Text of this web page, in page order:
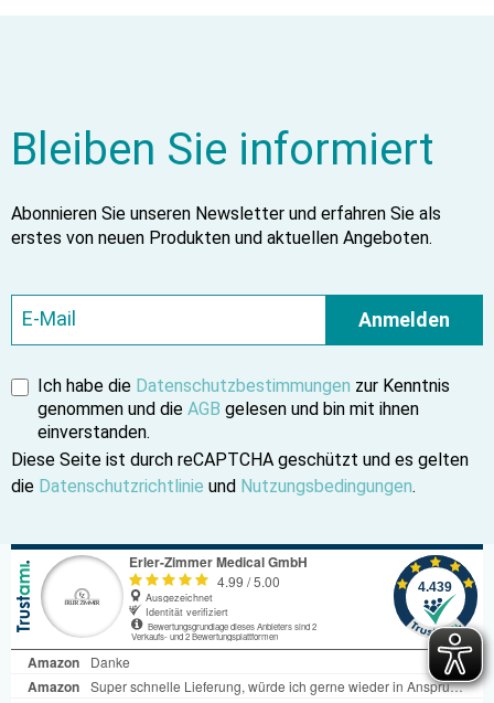
Bleiben Sie informiert
Abonnieren Sie unseren Newsletter und erfahren Sie als
erstes von neuen Produkten und aktuellen Angeboten.
Anmelden
Ich habe die Datenschutzbestimmungen zur Kenntnis
genommen und die AGB gelesen und bin mit ihnen
einverstanden.
Diese Seite ist durch reCAPTCHA geschützt und es gelten
die Datenschutzrichtlinie und Nutzungsbedingungen.